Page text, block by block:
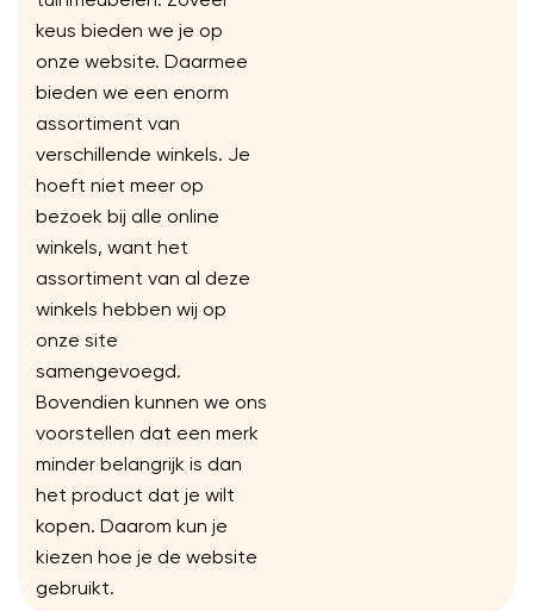
keus bieden we je op
onze website. Daarmee
bieden we een enorm
assortiment van
verschillende winkels. Je
hoeft niet meer op
bezoek bij alle online
winkels, want het
assortiment van al deze
winkels hebben wij op
onze site
samengevoegd.
Bovendien kunnen we ons
voorstellen dat een merk
minder belangrijk is dan
het product dat je wilt
kopen. Daarom kun je
kiezen hoe je de website
gebruikt.